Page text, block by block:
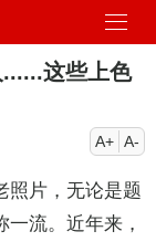
这些上色
A+ A-
照片，无论是题
流。近年来，